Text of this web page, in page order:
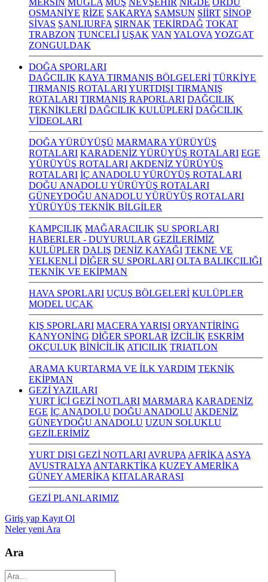
MERSİN MUĞLA MUŞ NEVŞEHİR NİĞDE ORDU
OSMANİYE RİZE SAKARYA SAMSUN SİİRT SİNOP
SİVAS ŞANLIURFA ŞIRNAK TEKİRDAĞ TOKAT
TRABZON TUNCELİ UŞAK VAN YALOVA YOZGAT
ZONGULDAK
DOĞA SPORLARI
DAĞCILIK KAYA TIRMANIŞ BÖLGELERİ TÜRKİYE
TIRMANIŞ ROTALARIYURTDIŞI TIRMANIŞ
ROTALARI TIRMANIŞ RAPORLARI DAĞCILIK
TEKNİKLERİ DAĞCILIK KULÜPLERİ DAĞCILIK
VİDEOLARI
DOĞA YÜRÜYÜŞÜ MARMARA YÜRÜYÜŞ
ROTALARI KARADENİZ YÜRÜYÜŞ ROTALARI EGE
YÜRÜYÜŞ ROTALARI AKDENİZ YÜRÜYÜŞ
ROTALARI İÇ ANADOLU YÜRÜYÜŞ ROTALARI
DOĞU ANADOLU YÜRÜYÜŞ ROTALARI
GÜNEYDOĞU ANADOLU YÜRÜYÜŞ ROTALARI
YÜRÜYÜŞ TEKNİK BİLGİLER
KAMPÇILIK MAĞARACILIK SU SPORLARI
HABERLER - DUYURULAR GEZİLERİMİZ
KULÜPLER DALIŞ DENİZ KAYAĞI TEKNE VE
YELKENLİ DİĞER SU SPORLARI OLTA BALIKÇILIĞI
TEKNİK VE EKİPMAN
HAVA SPORLARI UÇUŞ BÖLGELERİ KULÜPLER
MODEL UÇAK
KIŞ SPORLARI MACERA YARIŞI ORYANTİRİNG
KANYONİNG DİĞER SPORLAR İZCİLİK ESKRİM
OKÇULUK BİNİCİLİK ATICILIK TRIATLON
ARAMA KURTARMA VE İLK YARDIM TEKNİK
EKİPMAN
GEZİ YAZILARI
YURT İÇİ GEZİ NOTLARI MARMARA KARADENİZ
EGE İÇ ANADOLU DOĞU ANADOLU AKDENİZ
GÜNEYDOĞU ANADOLU UZUN SOLUKLU
GEZİLERİMİZ
YURT DIŞI GEZİ NOTLARI AVRUPA AFRİKA ASYA
AVUSTRALYA ANTARKTİKA KUZEY AMERİKA
GÜNEY AMERİKA KITALARARASI
GEZİ PLANLARIMIZ
Giriş yap Kayıt Ol
Neler yeni Ara
Ara